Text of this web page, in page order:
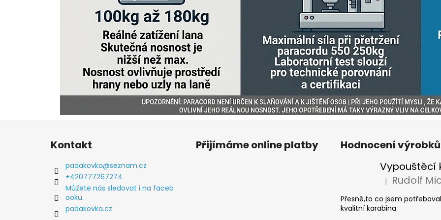
Z
Kontakt
padakovka@seznam.cz
+420777267274
Můžete nás sledovat i na faceb
ooku.
padakovka.cz
Přijímáme online platby
Hodnocení výrobků
Hodnocení
|
Přesně,to co jsem
kvalitní karabina